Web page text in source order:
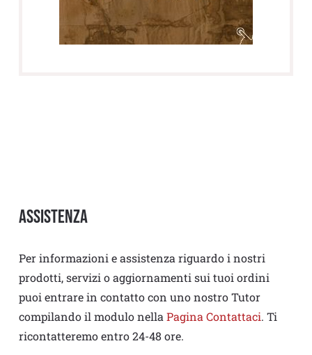
Assistenza
Per informazioni e assistenza riguardo i nostri
prodotti, servizi o aggiornamenti sui tuoi ordini
puoi entrare in contatto con uno nostro Tutor
compilando il modulo nella Pagina Contattaci. Ti
ricontatteremo entro 24-48 ore.